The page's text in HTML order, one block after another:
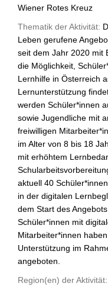
Wiener Rotes Kreuz
Thematik der Aktivität:
Leben gerufene
seit dem Jahr 2020 mit
die Möglichkeit,
Lernhilfe in Österreich
Lernunterstützung
werden Schüler*innen
sowie Jugendliche mit
freiwilligen
im Alter von 8 bis 18
mit erhöhtem
aktuell 40
in der digitalen
dem Start des
Schüler*innen mit
Mitarbeiter*innen
Unterstützung im
angeboten.
Region(en) der Aktivität: